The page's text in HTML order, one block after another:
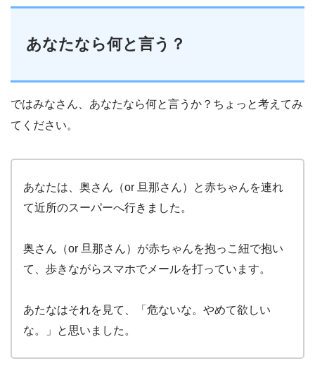
あなたなら何と言う？
ではみなさん、あなたなら何と言うか？ちょっと考えてみ
てください。
あなたは、奥さん（or 旦那さん）と赤ちゃんを連れ
て近所のスーパーへ行きました。
奥さん（or 旦那さん）が赤ちゃんを抱っこ紐で抱い
て、歩きながらスマホでメールを打っています。
あたなはそれを見て、「危ないな。やめて欲しい
な。」と思いました。